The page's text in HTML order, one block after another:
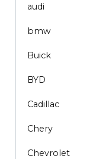
audi
bmw
Buick
BYD
Cadillac
Chery
Chevrolet